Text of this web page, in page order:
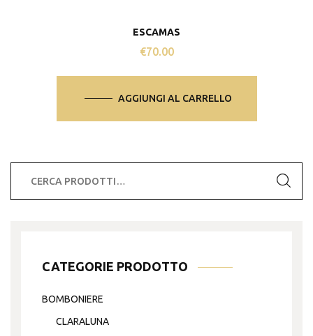
ESCAMAS
€70.00
AGGIUNGI AL CARRELLO
CATEGORIE PRODOTTO
BOMBONIERE
CLARALUNA